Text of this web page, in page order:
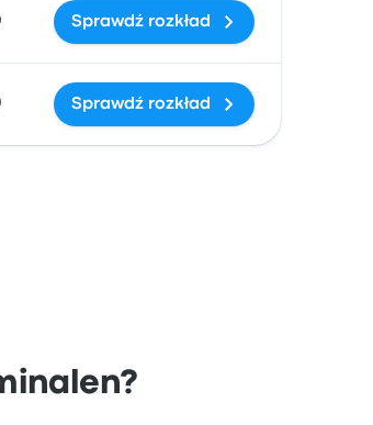
Sprawdź rozkład
Sprawdź rozkład